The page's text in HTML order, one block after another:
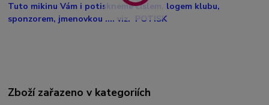
Tuto mikinu Vám i potiskneme číslem, logem klubu,
sponzorem, jmenovkou .... viz. POTISK
Zboží zařazeno v kategoriích